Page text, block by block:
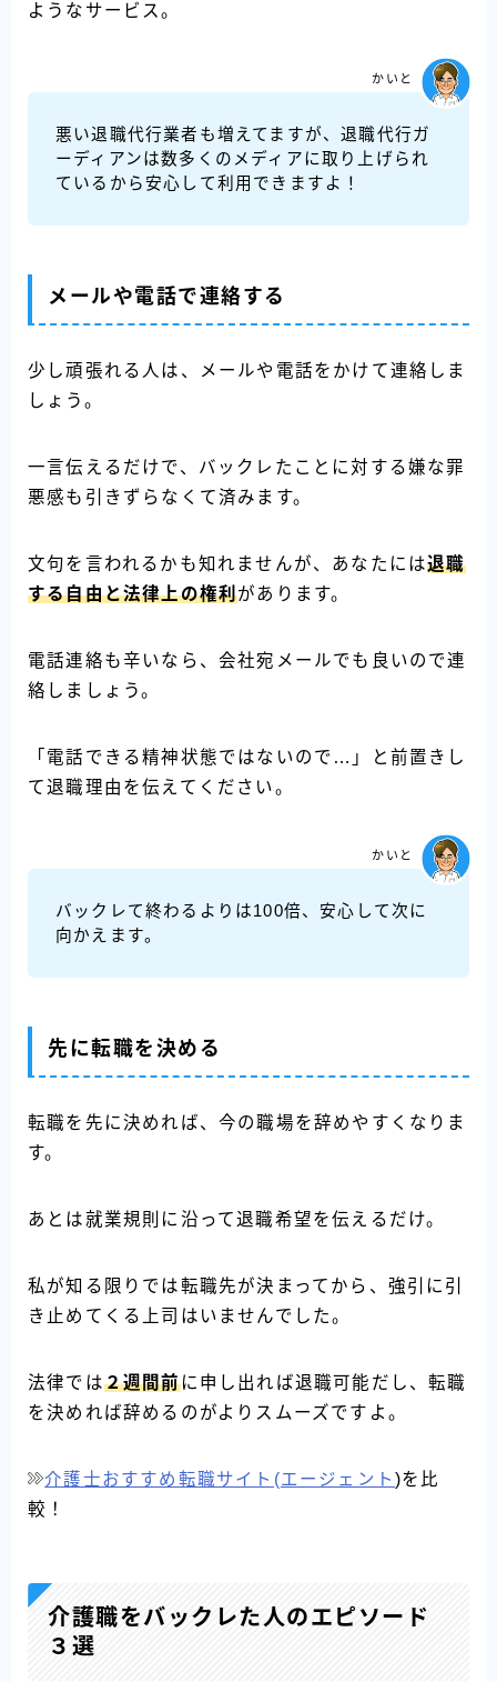
ようなサービス。
悪い退職代行業者も増えてますが、退職代行ガ
ーディアンは数多くのメディアに取り上げられ
ているから安心して利用できますよ！
かいと
メールや電話で連絡する
少し頑張れる人は、メールや電話をかけて連絡しま
しょう。
一言伝えるだけで、バックレたことに対する嫌な罪
悪感も引きずらなくて済みます。
文句を言われるかも知れませんが、あなたには退職
する自由と法律上の権利があります。
電話連絡も辛いなら、会社宛メールでも良いので連
絡しましょう。
「電話できる精神状態ではないので…」と前置きし
て退職理由を伝えてください。
バックレて終わるよりは100倍、安心して次に
向かえます。
かいと
先に転職を決める
転職を先に決めれば、今の職場を辞めやすくなりま
す。
あとは就業規則に沿って退職希望を伝えるだけ。
私が知る限りでは転職先が決まってから、強引に引
き止めてくる上司はいませんでした。
法律では２週間前に申し出れば退職可能だし、転職
を決めれば辞めるのがよりスムーズですよ。
介護士おすすめ転職サイト(エージェント)を比
較！
介護職をバックレた人のエピソード
３選